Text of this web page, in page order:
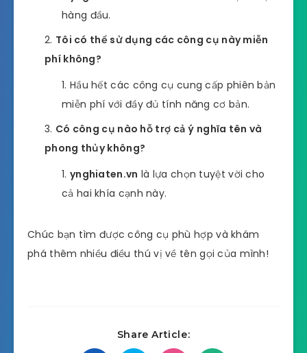
hàng đầu.
Tôi có thể sử dụng các công cụ này miễn
phí không?
Hầu hết các công cụ cung cấp phiên bản
miễn phí với đầy đủ tính năng cơ bản.
Có công cụ nào hỗ trợ cả ý nghĩa tên và
phong thủy không?
ynghiaten.vn là lựa chọn tuyệt vời cho
cả hai khía cạnh này.
Chúc bạn tìm được công cụ phù hợp và khám
phá thêm nhiều điều thú vị về tên gọi của mình!
Share Article: